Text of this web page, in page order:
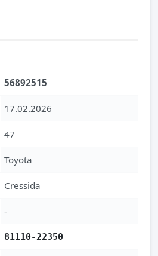
56892515
17.02.2026
47
Toyota
Cressida
-
81110-22350